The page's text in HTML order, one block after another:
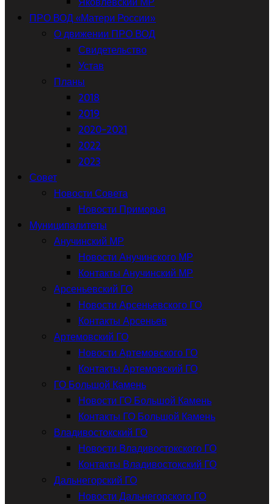
ПРО ВОД «Матери России»
О движении ПРО ВОД
Свидетельство
Устав
Планы
2018
2019
2020-2021
2022
2023
Совет
Новости Совета
Новости Приморья
Муниципалитеты
Анучинский МР
Новости Анучинского МР
Контакты Анучинский МР
Арсеньевский ГО
Новости Арсеньевского ГО
Контакты Арсеньев
Артемовский ГО
Новости Артемовского ГО
Контакты Артемовский ГО
ГО Большой Камень
Новости ГО Большой Камень
Контакты ГО Большой Камень
Владивостокский ГО
Новости Владивостокского ГО
Контакты Владивостокский ГО
Дальнегорский ГО
Новости Дальнегорского ГО